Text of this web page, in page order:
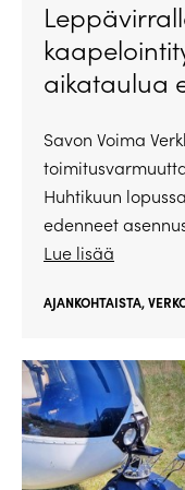
aikataulua
Savon Voima
Huhtikuun
edenneet
Lue lisää
AJANKOHTAISTA,